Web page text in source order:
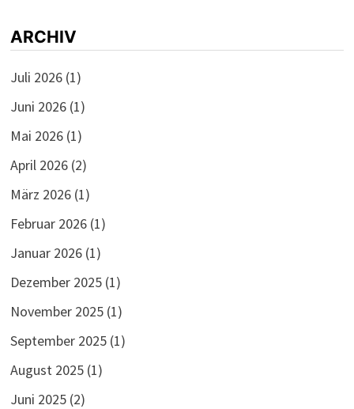
ARCHIV
Juli 2026(1)
Juni 2026(1)
Mai 2026(1)
April 2026(2)
März 2026(1)
Februar 2026(1)
Januar 2026(1)
Dezember 2025(1)
November 2025(1)
September 2025(1)
August 2025(1)
Juni 2025(2)